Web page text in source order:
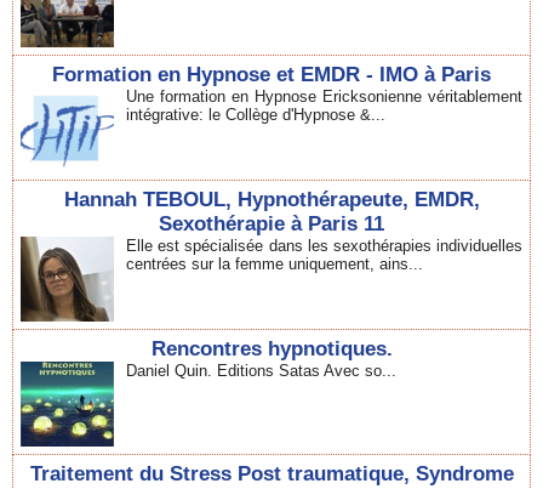
Formation en Hypnose et EMDR - IMO à Paris
Une formation en Hypnose Ericksonienne véritablement
intégrative: le Collège d'Hypnose &...
Hannah TEBOUL, Hypnothérapeute, EMDR,
Sexothérapie à Paris 11
Elle est spécialisée dans les sexothérapies individuelles
centrées sur la femme uniquement, ains...
Rencontres hypnotiques.
Daniel Quin. Editions Satas Avec so...
Traitement du Stress Post traumatique, Syndrome